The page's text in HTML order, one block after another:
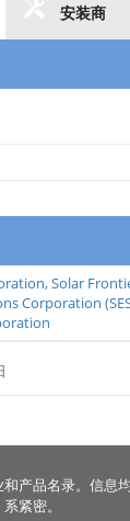
安装商
,Solar
Corporation
产品名录。信息
系紧密。